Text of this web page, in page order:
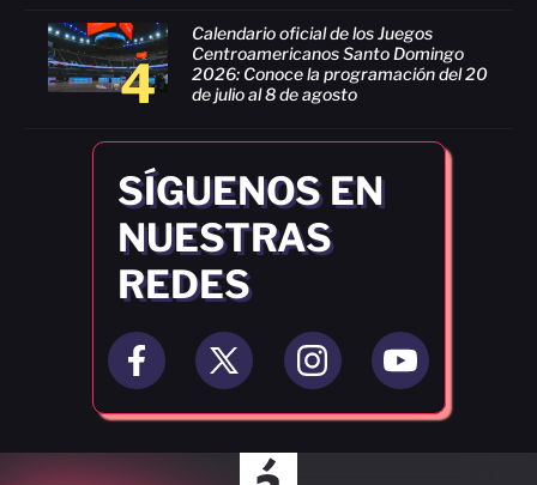
4
Calendario oficial de los Juegos
Centroamericanos Santo Domingo
2026: Conoce la programación del 20
de julio al 8 de agosto
SÍGUENOS EN
NUESTRAS
REDES